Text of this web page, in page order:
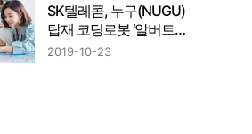
SK텔레콤, 누구(NUGU)
탑재 코딩로봇 ‘알버트
AI’출시
2019-10-23